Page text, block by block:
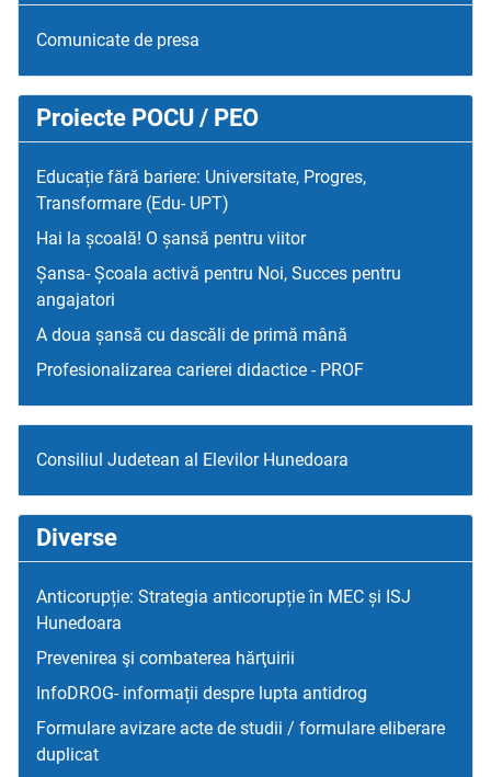
Comunicate de presa
Proiecte POCU / PEO
Educație fără bariere: Universitate, Progres,
Transformare (Edu- UPT)
Hai la școală! O șansă pentru viitor
Șansa- Școala activă pentru Noi, Succes pentru
angajatori
A doua șansă cu dascăli de primă mână
Profesionalizarea carierei didactice - PROF
Consiliul Judetean al Elevilor Hunedoara
Diverse
Anticorupție: Strategia anticorupție în MEC și ISJ
Hunedoara
Prevenirea şi combaterea hărţuirii
InfoDROG- informații despre lupta antidrog
Formulare avizare acte de studii / formulare eliberare
duplicat